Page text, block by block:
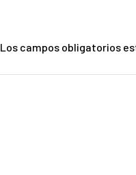
Los campos obligatorios